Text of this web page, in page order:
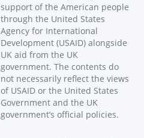
support of the American people
through the United States
Agency for International
Development (USAID) alongside
UK aid from the UK
government. The contents do
not necessarily reflect the views
of USAID or the United States
Government and the UK
government’s official policies.